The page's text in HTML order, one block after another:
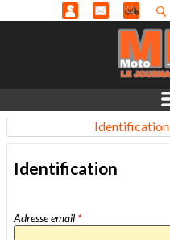
Identification
Identification
Adresse email *